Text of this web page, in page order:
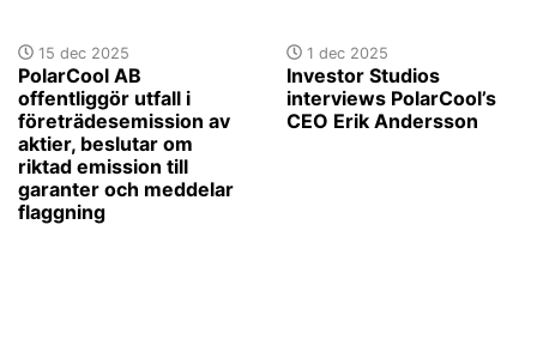
15 dec 2025
PolarCool AB
offentliggör utfall i
företrädesemission av
aktier, beslutar om
riktad emission till
garanter och meddelar
flaggning
1 dec 2025
Investor Studios
interviews PolarCool’s
CEO Erik Andersson